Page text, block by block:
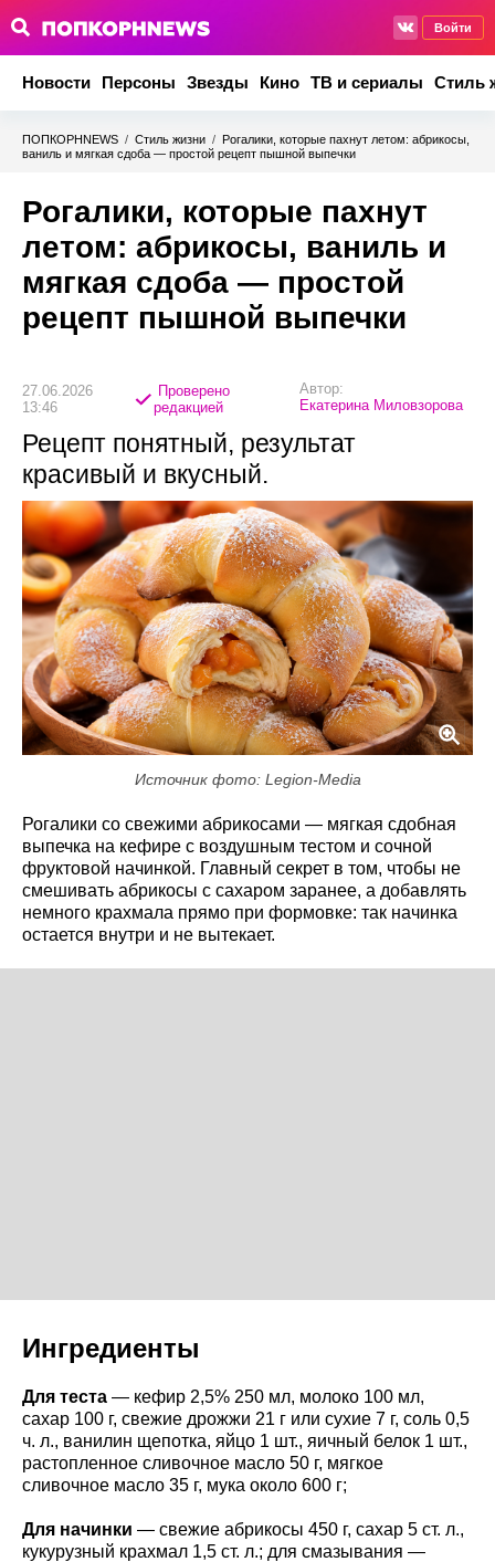
Войти
Новости Персоны Звезды Кино ТВ и сериалы Стиль
ПОПКОРНNEWS / Стиль жизни / Рогалики, которые пахнут летом: абрикосы,
ваниль и мягкая сдоба — простой рецепт пышной выпечки
Рогалики, которые пахнут
летом: абрикосы, ваниль и
мягкая сдоба — простой
рецепт пышной выпечки
27.06.2026
13:46
Проверено
редакцией
Автор:
Екатерина Миловзорова
Рецепт понятный, результат
красивый и вкусный.
Источник фото: Legion-Media
Рогалики со свежими абрикосами — мягкая сдобная
выпечка на кефире с воздушным тестом и сочной
фруктовой начинкой. Главный секрет в том, чтобы не
смешивать абрикосы с сахаром заранее, а добавлять
немного крахмала прямо при формовке: так начинка
остается внутри и не вытекает.
Ингредиенты
Для теста — кефир 2,5% 250 мл, молоко 100 мл,
сахар 100 г, свежие дрожжи 21 г или сухие 7 г, соль 0,5
ч. л., ванилин щепотка, яйцо 1 шт., яичный белок 1 шт.,
растопленное сливочное масло 50 г, мягкое
сливочное масло 35 г, мука около 600 г;
Для начинки — свежие абрикосы 450 г, сахар 5 ст. л.,
кукурузный крахмал 1,5 ст. л.; для смазывания —